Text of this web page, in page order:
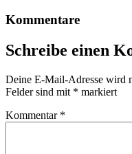
Kommentare
Schreibe einen
Deine E-Mail-Adresse wird
Felder sind mit * markiert
Kommentar *